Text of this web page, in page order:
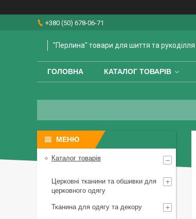
+380 (50) 678-06-71
"Перлина" товари для шиття та рукоділля
ГОЛОВНА КАТАЛОГ ТОВАРІВ
Каталог товарів
Церковні тканини та обшивки для
церковного одягу
Тканина для одягу та декору